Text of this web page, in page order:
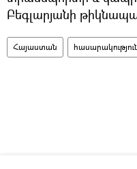
Բեգլարյանի
Հայաստան